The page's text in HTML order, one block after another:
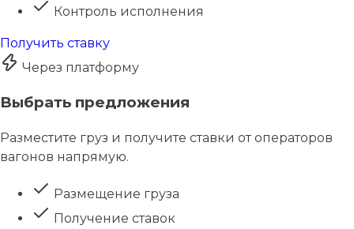
Контроль исполнения
Получить ставку
Через платформу
Выбрать предложения
Разместите груз и получите ставки от операторов
вагонов напрямую.
Размещение груза
Получение ставок